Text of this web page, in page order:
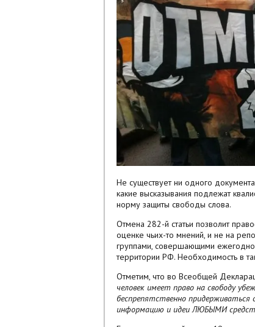
Не существует ни одного
какие высказывания подлежат
норму защиты свободы слова.
Отмена 282-й статьи позволит
оценке чьих-то мнений, и не на
группами, совершающими ежегодно
территории РФ. Необходимость в
Отметим, что во Всеобщей
человек имеет право на свободу
беспрепятственно
информацию и идеи ЛЮБЫМИ